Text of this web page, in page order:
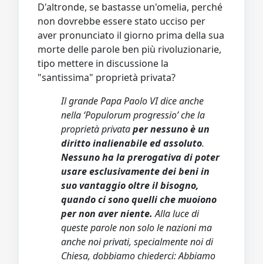
D'altronde, se bastasse un'omelia, perché
non dovrebbe essere stato ucciso per
aver pronunciato il giorno prima della sua
morte delle parole ben più rivoluzionarie,
tipo mettere in discussione la
"santissima" proprietà privata?
Il grande Papa Paolo VI dice anche
nella ‘Populorum progressio’ che la
proprietà privataper nessuno è un
diritto inalienabile ed assoluto.
Nessuno ha la prerogativa di poter
usare esclusivamente dei beni in
suo vantaggio oltre il bisogno,
quando ci sono quelli che muoiono
per non aver niente. Alla luce di
queste parole non solo le nazioni ma
anche noi privati, specialmente noi di
Chiesa, dobbiamo chiederci: Abbiamo